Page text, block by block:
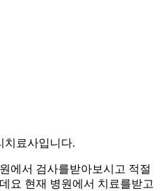
치료사입니다.
에서 검사를받아보시고 적절
요 현재 병원에서 치료를받고